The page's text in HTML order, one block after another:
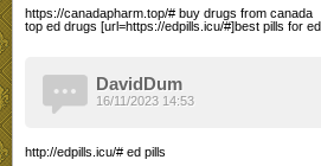
https://canadapharm.top/# buy drugs from canada
top ed drugs [url=https://edpills.icu/#]best pills for
DavidDum
http://edpills.icu/# ed pills
16/11/2023 14:53